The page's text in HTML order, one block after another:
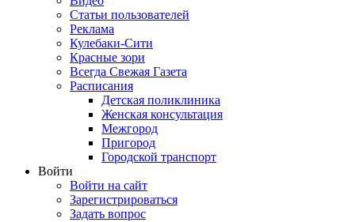
Статьи пользователей
Реклама
Кулебаки-Сити
Красные зори
Всегда Свежая Газета
Расписания
Детская поликлиника
Женская консультация
Межгород
Пригород
Городской транспорт
Войти
Войти на сайт
Зарегистрироваться
Задать вопрос